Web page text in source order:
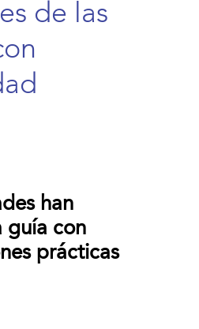
de las
han
guía con
prácticas